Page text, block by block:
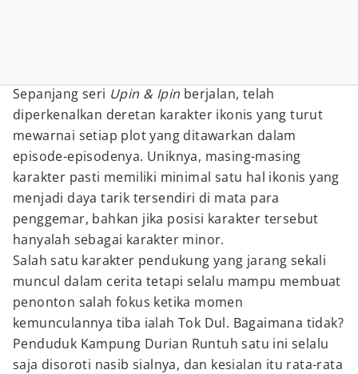
Sepanjang seri Upin & Ipin berjalan, telah
diperkenalkan deretan karakter ikonis yang turut
mewarnai setiap plot yang ditawarkan dalam
episode-episodenya. Uniknya, masing-masing
karakter pasti memiliki minimal satu hal ikonis yang
menjadi daya tarik tersendiri di mata para
penggemar, bahkan jika posisi karakter tersebut
hanyalah sebagai karakter minor.
Salah satu karakter pendukung yang jarang sekali
muncul dalam cerita tetapi selalu mampu membuat
penonton salah fokus ketika momen
kemunculannya tiba ialah Tok Dul. Bagaimana tidak?
Penduduk Kampung Durian Runtuh satu ini selalu
saja disoroti nasib sialnya, dan kesialan itu rata-rata